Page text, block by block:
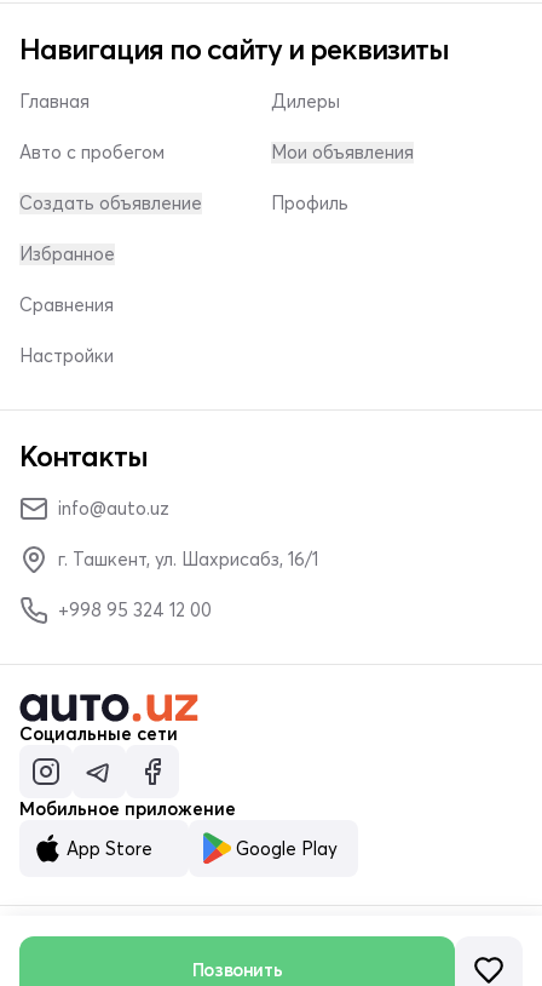
Позвонить
Навигация по сайту и реквизиты
Главная
Авто с пробегом
Создать объявление
Дилеры
Мои объявления
Профиль
Избранное
Сравнения
Настройки
Контакты
info@auto.uz
г. Ташкент, ул. Шахрисабз, 16/1
+998 95 324 12 00
Социальные сети
Мобильное приложение
App Store
Google Play
© ООО «MALUMOTNOMA» 2023–2026